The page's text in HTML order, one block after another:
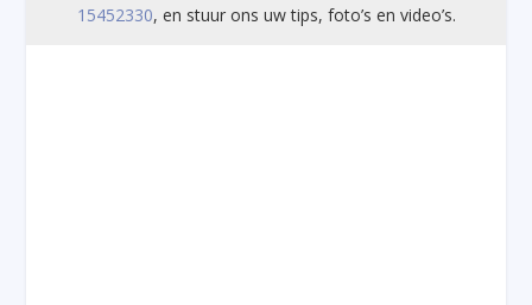
15452330, en stuur ons uw tips, foto’s en video’s.